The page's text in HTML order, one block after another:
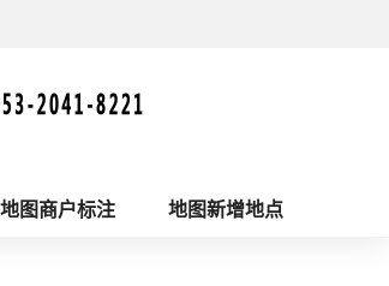
图商户标注 地图新增地点